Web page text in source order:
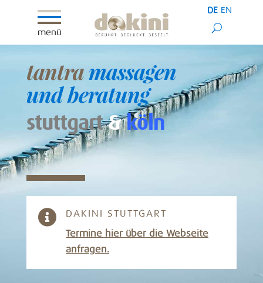
menü
DE EN
tantramassagen
undberatung
stuttgart&köln

DAKINI STUTTGART
Termine hier über die Webseite
anfragen.